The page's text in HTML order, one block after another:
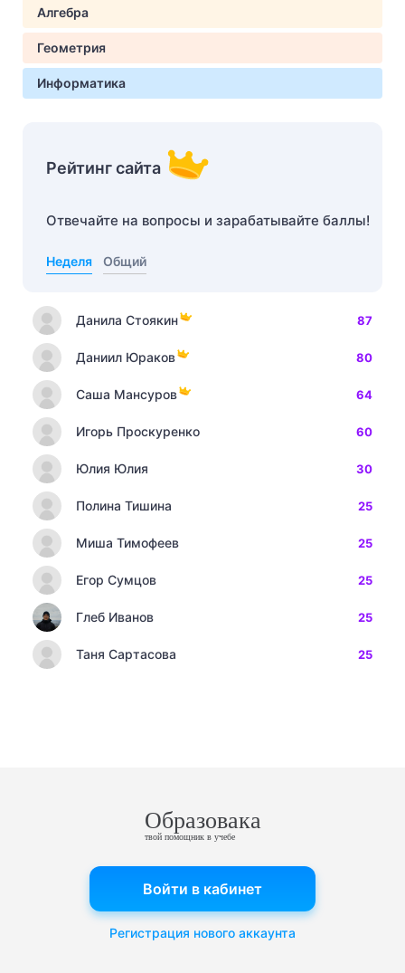
Алгебра
Геометрия
Информатика
Рейтинг сайта
Отвечайте на вопросы и зарабатывайте баллы!
Неделя Общий
Данила Стоякин 87
Даниил Юраков 80
Саша Мансуров 64
Игорь Проскуренко 60
Юлия Юлия 30
Полина Тишина 25
Миша Тимофеев 25
Егор Сумцов 25
Глеб Иванов 25
Таня Сартасова 25
Образовака
твой помощник в учебе
Войти в кабинет
Регистрация нового аккаунта